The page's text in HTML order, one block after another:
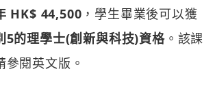
HK$ 44,500 ，學生畢業後可以獲
5的理學士(創新與科技)資格。該課
閱英文版。